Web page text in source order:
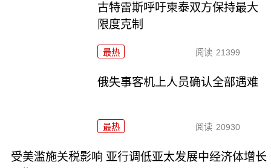
古特雷斯呼吁柬泰双方保持最大
限度克制
最热 阅读 21399
俄失事客机上人员确认全部遇难
最热 阅读 20930
受美滥施关税影响 亚行调低亚太发展中经济体增长